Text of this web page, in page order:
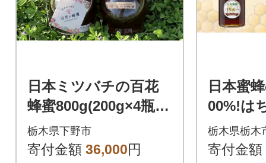
日本ミツバチの百花
蜂蜜800g(200g×4瓶)
こだわりの採蜜方法
で国産100%天然生蜂
栃木県下野市
寄付金額 36,000円
日本蜜
00%!は
級 自然
ホンミ
栃木県栃木
寄付金額